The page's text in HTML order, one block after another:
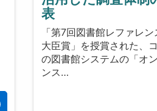
表
「第7回図書館レファレ
大臣賞」を授賞された、
の図書館システムの「オ
ンス…